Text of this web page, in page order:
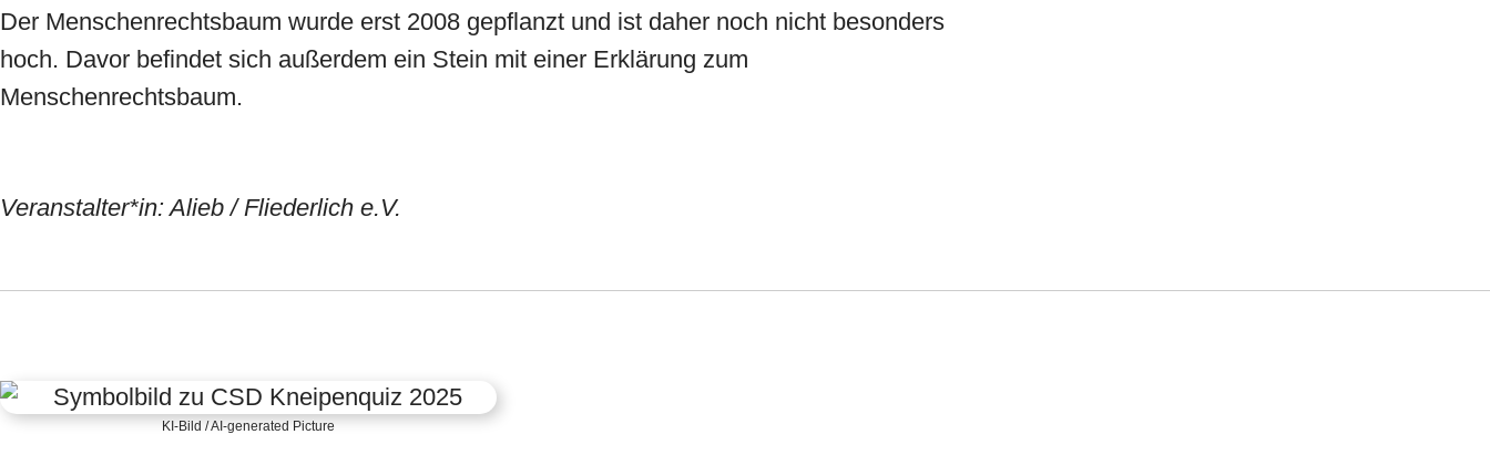
Der Menschenrechtsbaum wurde erst 2008 gepflanzt und ist daher noch nicht besonders
hoch. Davor befindet sich außerdem ein Stein mit einer Erklärung zum
Menschenrechtsbaum.
Veranstalter*in: Alieb / Fliederlich e.V.
KI-Bild / AI-generated Picture